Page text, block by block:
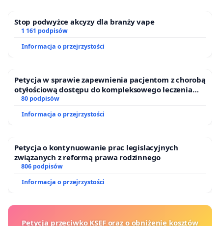
Stop podwyżce akcyzy dla branży vape
1 161 podpisów
Informacja o przejrzystości
Petycja w sprawie zapewnienia pacjentom z chorobą
otyłościową dostępu do kompleksowego leczenia
oraz programów profilaktycznych.
80 podpisów
Informacja o przejrzystości
Petycja o kontynuowanie prac legislacyjnych
związanych z reformą prawa rodzinnego
806 podpisów
Informacja o przejrzystości
Petycja przeciwko KSEF oraz o obniżenie kosztów